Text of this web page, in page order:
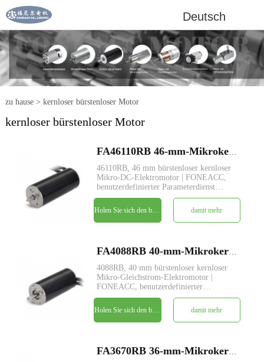
Deutsch
zu hause> kernloser bürstenloser Motor
kernloser bürstenloser Motor
46110RB, 46 mm bürstenloser kernloser
Mikro-DC-Elektromotor | FONEACC,
benutzerdefinierter Parameterdienst
verfügbar.
damit mehr
4088RB, 40 mm bürstenloser kernloser
Mikro-Gleichstrom-Elektromotor |
FONEACC, benutzerdefinierter
Parameterdienst verfügbar.
damit mehr